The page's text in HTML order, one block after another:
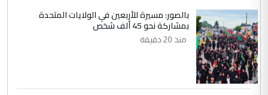
الاستماع للمدير ومغرفة ...
الموضوع :
وزير الصحة يعفي مدير مستشفى الكرخ
العام في بغداد
سردار
بالصور: مسيرة للأربعين في الولايات المتحدة
بمشاركة نحو 45 ألف شخص
منذ 20 دقيقة